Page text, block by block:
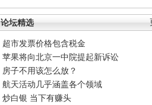
论坛精选
超市发票价格包含税金
苹果将向北京一中院提起新诉讼
房子不用该怎么放？
航天活动几乎涵盖各个领域
炒白银 当下有赚头